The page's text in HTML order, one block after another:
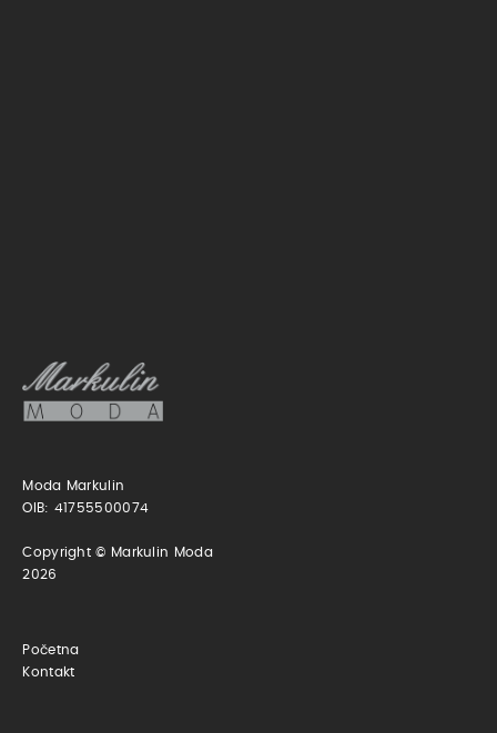
Moda Markulin
OIB: 41755500074
Copyright © Markulin Moda
2026
Početna
Kontakt